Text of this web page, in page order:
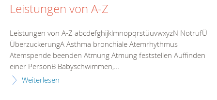
Leistungen von A-Z
Leistungen von A-Z abcdefghijklmnopqrstüuvwxyzN NotrufÜ
ÜberzuckerungA Asthma bronchiale Atemrhythmus
Atemspende beenden Atmung Atmung feststellen Auffinden
einer PersonB Babyschwimmen,...
Weiterlesen